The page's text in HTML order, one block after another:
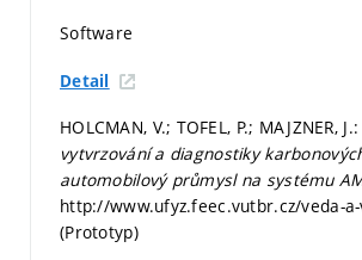
Software
Detail
HOLCMAN, V.; TOFEL, P.; MAJZNER, J.:
vytvrzování a diagnostiky
automobilový průmysl na systému
http://www.ufyz.feec.vutbr.cz/veda-
(Prototyp)